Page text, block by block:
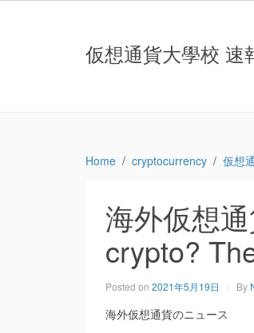
仮想通貨大學校 速
Home cryptocurrency 仮想
海外仮想
crypto?
Posted on 2021年5月19日 By
海外仮想通貨のニュース